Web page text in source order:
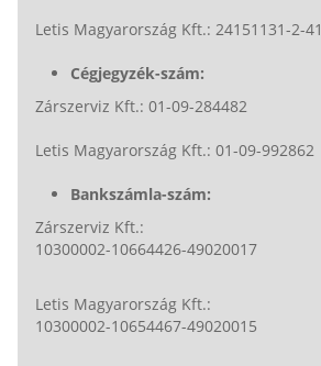
Letis Magyarország Kft.: 24151131-2-41
Cégjegyzék-szám:
Zárszerviz Kft.: 01-09-284482
Letis Magyarország Kft.: 01-09-992862
Bankszámla-szám:
Zárszerviz Kft.:
10300002-10664426-49020017
Letis Magyarország Kft.:
10300002-10654467-49020015